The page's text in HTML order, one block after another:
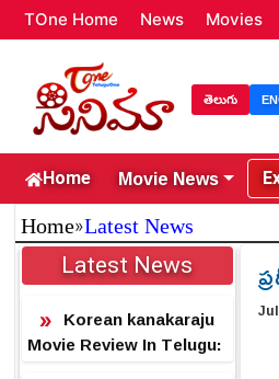
TOne Home News Movies
తెలుగు
Home Movie News
Home»Latest News
Latest News
Korean kanakaraju
Movie Review In Telugu: